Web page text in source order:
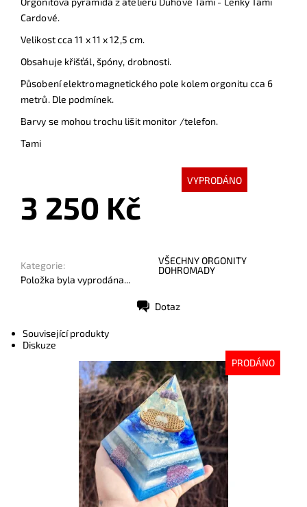
Cardové.
Velikost cca 11 x 11 x 12,5 cm.
Obsahuje křišťál, špóny, drobnosti.
Působení elektromagnetického pole kolem orgonitu cca 6
metrů. Dle podmínek.
Barvy se mohou trochu lišit monitor /telefon.
Tami
VYPRODÁNO
3 250 Kč
Kategorie:
VŠECHNY ORGONITY
DOHROMADY
Položka byla vyprodána...
Dotaz
Související produkty
Diskuze
PRODÁNO
Dostupnost:
Vyprodáno
9324